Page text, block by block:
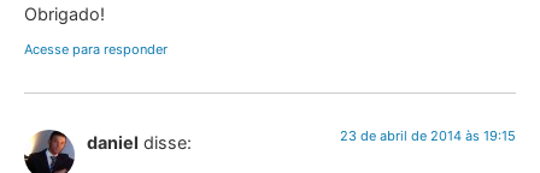
Obrigado!
Acesse para responder
daniel disse: 23 de abril de 2014 às 19:15